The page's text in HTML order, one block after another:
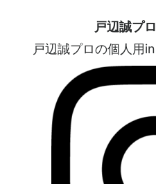
戸辺誠プ
戸辺誠プロの個人用